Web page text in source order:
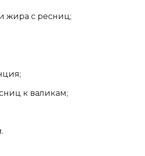
жира с ресниц;
к валикам;